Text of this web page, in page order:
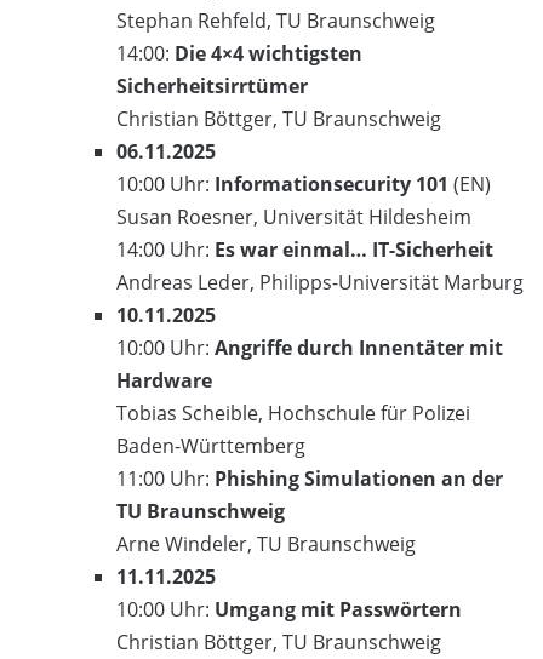
Stephan Rehfeld, TU Braunschweig
14:00: Die 4×4 wichtigsten
Sicherheitsirrtümer
Christian Böttger, TU Braunschweig
06.11.2025
10:00 Uhr: Informationsecurity 101 (EN)
Susan Roesner, Universität Hildesheim
14:00 Uhr: Es war einmal… IT-Sicherheit
Andreas Leder, Philipps-Universität Marburg
10.11.2025
10:00 Uhr: Angriffe durch Innentäter mit
Hardware
Tobias Scheible, Hochschule für Polizei
Baden-Württemberg
11:00 Uhr: Phishing Simulationen an der
TU Braunschweig
Arne Windeler, TU Braunschweig
11.11.2025
10:00 Uhr: Umgang mit Passwörtern
Christian Böttger, TU Braunschweig